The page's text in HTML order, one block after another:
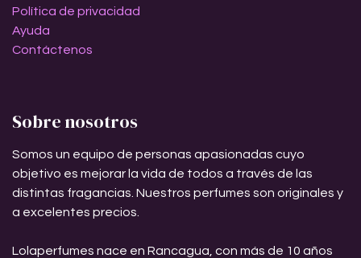
Política de privacidad
Ayuda
Contáctenos
Sobre nosotros
Somos un equipo de personas apasionadas cuyo
objetivo es mejorar la vida de todos a través de las
distintas fragancias. Nuestros perfumes son originales y
a excelentes precios.
Lolaperfumes nace en Rancagua, con más de 10 años